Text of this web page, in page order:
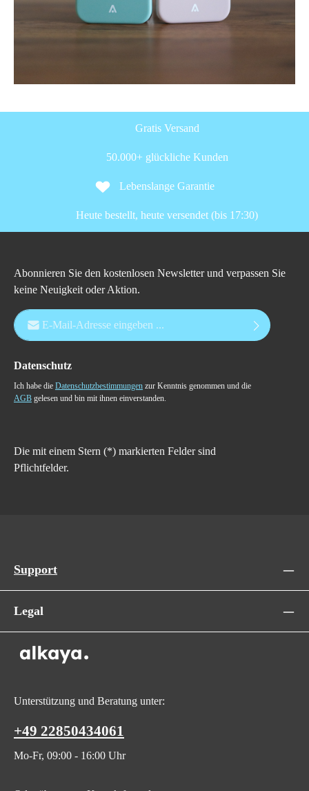
Gratis Versand
50.000+ glückliche Kunden
Lebenslange Garantie
Heute bestellt, heute versendet (bis 17:30)
Abonnieren Sie den kostenlosen Newsletter und verpassen Sie
keine Neuigkeit oder Aktion.
E-Mail-Adresse*
Datenschutz
Ich habe die Datenschutzbestimmungen zur Kenntnis genommen und die
AGB gelesen und bin mit ihnen einverstanden.
Die mit einem Stern (*) markierten Felder sind
Pflichtfelder.
Support
Legal
Unterstützung und Beratung unter:
+49 22850434061
Mo-Fr, 09:00 - 16:00 Uhr